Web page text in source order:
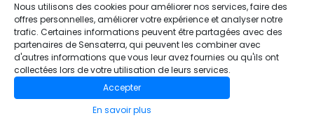
Top
Vente
Nous utilisons des cookies pour améliorer nos services, faire des
offres personnelles, améliorer votre expérience et analyser notre
trafic. Certaines informations peuvent être partagées avec des
partenaires de Sensaterra, qui peuvent les combiner avec
d'autres informations que vous leur avez fournies ou qu'ils ont
collectées lors de votre utilisation de leurs services.
Accepter
En savoir plus